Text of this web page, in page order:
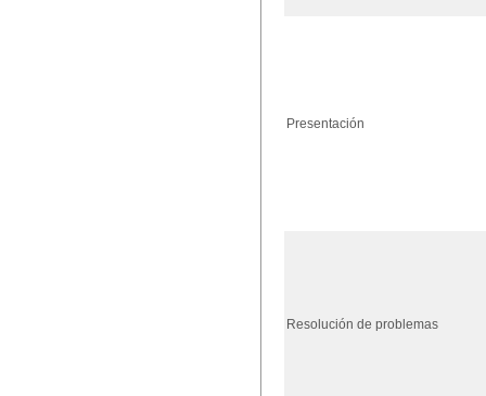
Presentación
Resolución de problemas